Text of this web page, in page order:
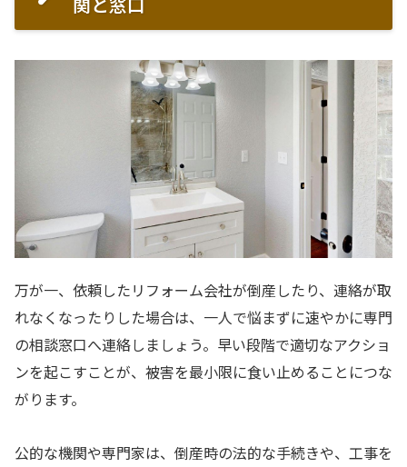
万が一、依頼したリフォーム会社が倒産したり、連絡が取
れなくなったりした場合は、一人で悩まずに速やかに専門
の相談窓口へ連絡しましょう。早い段階で適切なアクショ
ンを起こすことが、被害を最小限に食い止めることにつな
がります。
公的な機関や専門家は、倒産時の法的な手続きや、工事を